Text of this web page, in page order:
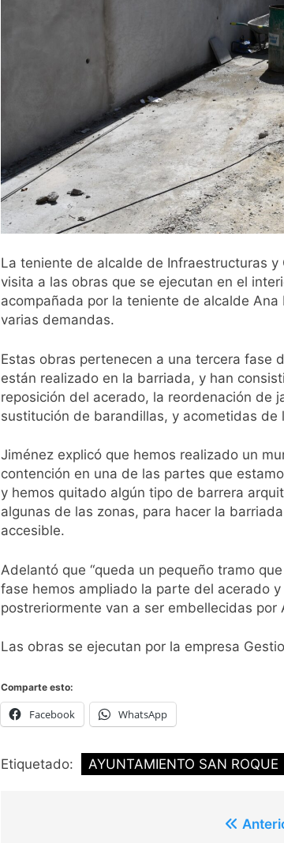
La teniente de alcalde de Infraestructuras
visita a las obras que se ejecutan en el
acompañada por la teniente de alcalde
varias demandas.
Estas obras pertenecen a una tercera fase
están realizado en la barriada, y han
reposición del acerado, la reordenación de
sustitución de barandillas, y acometidas de
Jiménez explicó que hemos realizado un
contención en una de las partes que
y hemos quitado algún tipo de barrera
algunas de las zonas, para hacer la
accesible.
Adelantó que “queda un pequeño tramo
fase hemos ampliado la parte del acerado
postreriormente van a ser embellecidas por
Las obras se ejecutan por la empresa
Comparte esto:
Facebook WhatsApp
Etiquetado: AYUNTAMIENTO SAN ROQUE